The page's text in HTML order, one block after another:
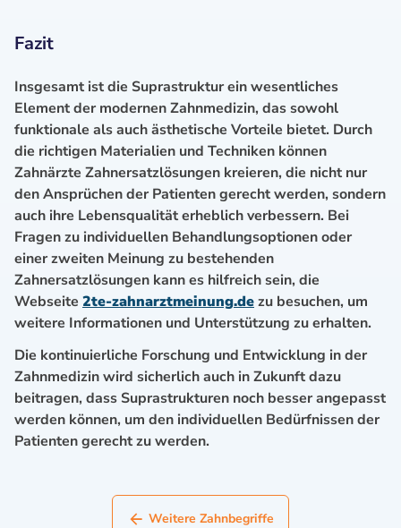
Fazit
Insgesamt ist die Suprastruktur ein wesentliches
Element der modernen Zahnmedizin, das sowohl
funktionale als auch ästhetische Vorteile bietet. Durch
die richtigen Materialien und Techniken können
Zahnärzte Zahnersatzlösungen kreieren, die nicht nur
den Ansprüchen der Patienten gerecht werden, sondern
auch ihre Lebensqualität erheblich verbessern. Bei
Fragen zu individuellen Behandlungsoptionen oder
einer zweiten Meinung zu bestehenden
Zahnersatzlösungen kann es hilfreich sein, die
Webseite 2te-zahnarztmeinung.dezu besuchen, um
weitere Informationen und Unterstützung zu erhalten.
Die kontinuierliche Forschung und Entwicklung in der
Zahnmedizin wird sicherlich auch in Zukunft dazu
beitragen, dass Suprastrukturen noch besser angepasst
werden können, um den individuellen Bedürfnissen der
Patienten gerecht zu werden.
Weitere Zahnbegriffe